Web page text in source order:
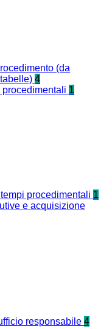
(da
4
procedimentali 1
procedimentali 1
e acquisizione
responsabile 4